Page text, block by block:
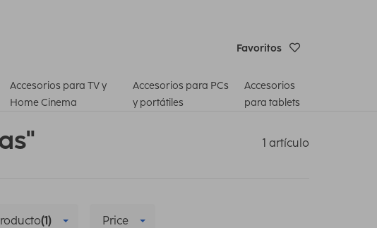
Favoritos
Accesorios para TV y
Home Cinema
Accesorios para PCs
y portátiles
Accesorios
para tablets
1 artículo
(1) Price